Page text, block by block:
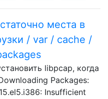
места в
/ var / cache /
libpcap, когда
Packages:
Insufficient